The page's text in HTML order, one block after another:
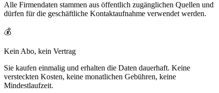
Alle Firmendaten stammen aus öffentlich zugänglichen Quellen und
dürfen für die geschäftliche Kontaktaufnahme verwendet werden.
💰
Kein Abo, kein Vertrag
Sie kaufen einmalig und erhalten die Daten dauerhaft. Keine
versteckten Kosten, keine monatlichen Gebühren, keine
Mindestlaufzeit.